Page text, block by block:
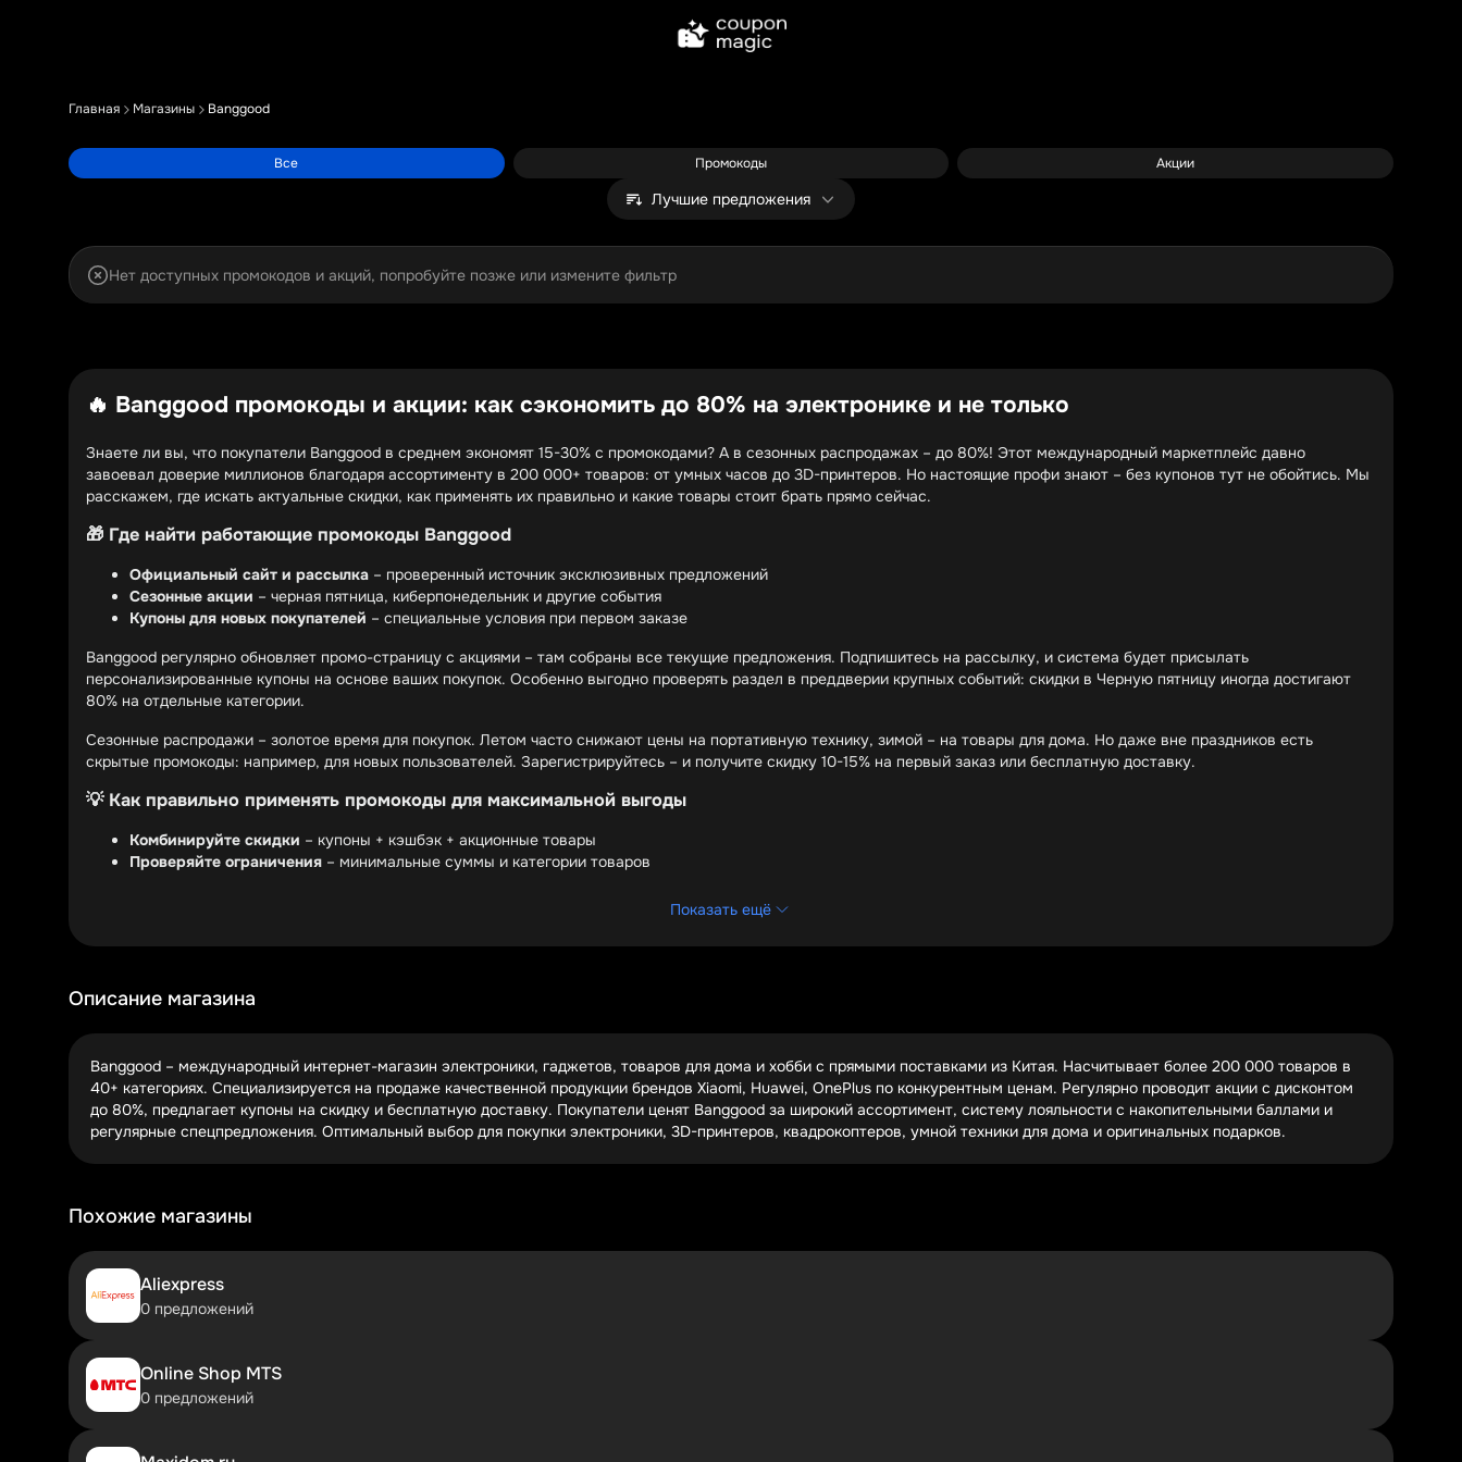
Главная Магазины Banggood
Все Промокоды Акции
Лучшие предложения
Нет доступных промокодов и акций, попробуйте позже или измените фильтр
🔥 Banggood промокоды и акции: как сэкономить до 80% на электронике и не только
Знаете ли вы, что покупатели Banggood в среднем экономят 15-30% с промокодами? А в сезонных распродажах – до 80%! Этот международный маркетплейс давно
завоевал доверие миллионов благодаря ассортименту в 200 000+ товаров: от умных часов до 3D-принтеров. Но настоящие профи знают – без купонов тут не обойтись. Мы
расскажем, где искать актуальные скидки, как применять их правильно и какие товары стоит брать прямо сейчас.
🎁 Где найти работающие промокоды Banggood
Официальный сайт и рассылка – проверенный источник эксклюзивных предложений
Сезонные акции – черная пятница, киберпонедельник и другие события
Купоны для новых покупателей – специальные условия при первом заказе
Banggood регулярно обновляет промо-страницу с акциями – там собраны все текущие предложения. Подпишитесь на рассылку, и система будет присылать
персонализированные купоны на основе ваших покупок. Особенно выгодно проверять раздел в преддверии крупных событий: скидки в Черную пятницу иногда достигают
80% на отдельные категории.
Сезонные распродажи – золотое время для покупок. Летом часто снижают цены на портативную технику, зимой – на товары для дома. Но даже вне праздников есть
скрытые промокоды: например, для новых пользователей. Зарегистрируйтесь – и получите скидку 10-15% на первый заказ или бесплатную доставку.
💡 Как правильно применять промокоды для максимальной выгоды
Комбинируйте скидки – купоны + кэшбэк + акционные товары
Проверяйте ограничения – минимальные суммы и категории товаров
Настоящие эксперты по экономии знают: один промокод – это хорошо, а комбинация из нескольких способов сэкономить – идеально. Например, можно применить купон на
20%, затем активировать кэшбэк через сервис возврата денег и добавить в корзину товар из раздела "Today's Deals". Так вы получите тройную выгоду!
промокода на последнем шаге оформления и понять, что ваш не подходит. Сохраняйте купоны с широкими условиями – они самые ценные.
Электроника и гаджеты– смартфоны, наушники, умные часы со скидкой
Товары для дома– кухонные гаджеты, текстиль, освещение
Хобби и творчество– 3D-принтеры, квадрокоптеры, моделирование
Banggood особенно силен в электронике: здесь можно купить новейшие гаджеты на 20-40% дешевле, чем в обычных магазинах. Сейчас выгодно брать беспроводные
В разделе "Дом и сад" регулярно появляются интересные позиции: от индукционных плит до роботов-пылесосов. Сейчас в тренде кухонные гаджеты вроде воздушных
фритюрниц – с промокодом можно сэкономить до $50. А текстиль и постельное белье часто продают в наборах со скидкой 30%+.
Хобби-раздел – рай для творческих людей. Здесь и 3D-принтеры за $200 вместо $300, и квадрокоптеры с камерами 4K по цене обычных. Особенно популярны наборы для
моделирования – часто попадают в акции "1+1 бесплатно". Следите за разделом "HOT" – там собраны самые выгодные предложения.
📦 Бесплатная доставка и другие скрытые возможности экономии
Выбирайте оптимальный способ доставки
Отслеживайте акции "1+1 бесплатно"
Показать ещё
Описание магазина
Banggood – международный интернет-магазин электроники, гаджетов, товаров для дома и хобби с прямыми поставками из Китая. Насчитывает более 200 000 товаров в
40+ категориях. Специализируется на продаже качественной продукции брендов Xiaomi, Huawei, OnePlus по конкурентным ценам. Регулярно проводит акции с дисконтом
до 80%, предлагает купоны на скидку и бесплатную доставку. Покупатели ценят Banggood за широкий ассортимент, систему лояльности с накопительными баллами и
регулярные спецпредложения. Оптимальный выбор для покупки электроники, 3D-принтеров, квадрокоптеров, умной техники для дома и оригинальных подарков.
Похожие магазины
Aliexpress
0 предложений
Online Shop MTS
0 предложений